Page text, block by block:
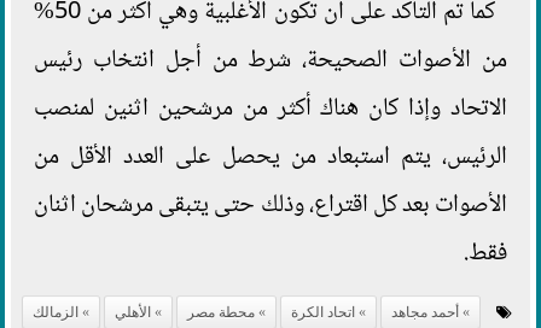
كما تم التأكد على أن تكون الأغلبية وهي أكثر من 50%
من الأصوات الصحيحة، شرط من أجل انتخاب رئيس
الاتحاد وإذا كان هناك أكثر من مرشحين اثنين لمنصب
الرئيس، يتم استبعاد من يحصل على العدد الأقل من
الأصوات بعد كل اقتراع، وذلك حتى يتبقى مرشحان اثنان
فقط.
أحمد مجاهد اتحاد الكرة محطة مصر الأهلي الزمالك